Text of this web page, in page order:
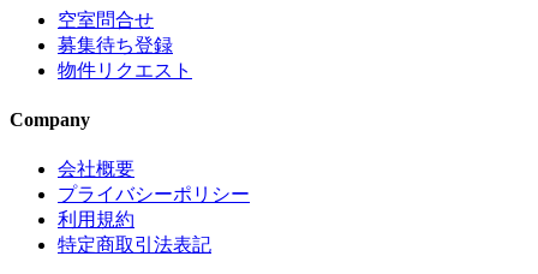
空室問合せ
募集待ち登録
物件リクエスト
Company
会社概要
プライバシーポリシー
利用規約
特定商取引法表記